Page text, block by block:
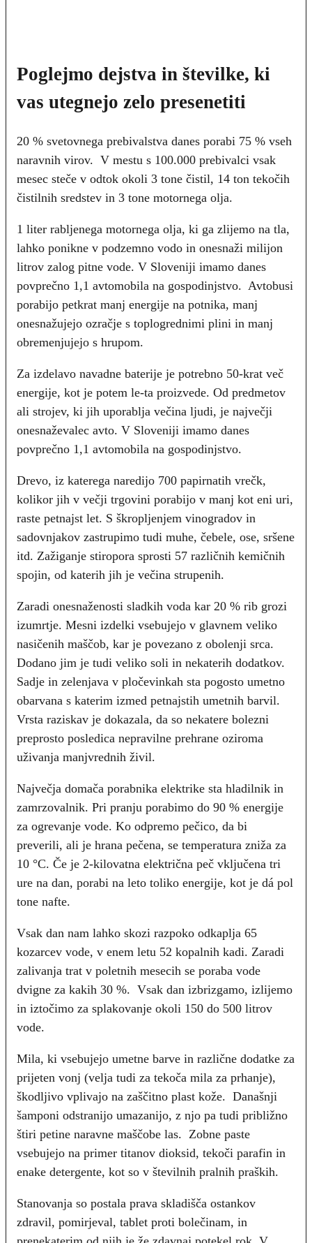
Poglejmo dejstva in številke, ki
vas utegnejo zelo presenetiti
20 % svetovnega prebivalstva danes porabi 75 % vseh
naravnih virov. V mestu s 100.000 prebivalci vsak
mesec steče v odtok okoli 3 tone čistil, 14 ton tekočih
čistilnih sredstev in 3 tone motornega olja.
1 liter rabljenega motornega olja, ki ga zlijemo na tla,
lahko ponikne v podzemno vodo in onesnaži milijon
litrov zalog pitne vode. V Sloveniji imamo danes
povprečno 1,1 avtomobila na gospodinjstvo. Avtobusi
porabijo petkrat manj energije na potnika, manj
onesnažujejo ozračje s toplogrednimi plini in manj
obremenjujejo s hrupom.
Za izdelavo navadne baterije je potrebno 50-krat več
energije, kot je potem le-ta proizvede. Od predmetov
ali strojev, ki jih uporablja večina ljudi, je največji
onesnaževalec avto. V Sloveniji imamo danes
povprečno 1,1 avtomobila na gospodinjstvo.
Drevo, iz katerega naredijo 700 papirnatih vrečk,
kolikor jih v večji trgovini porabijo v manj kot eni uri,
raste petnajst let. S škropljenjem vinogradov in
sadovnjakov zastrupimo tudi muhe, čebele, ose, sršene
itd. Zažiganje stiropora sprosti 57 različnih kemičnih
spojin, od katerih jih je večina strupenih.
Zaradi onesnaženosti sladkih voda kar 20 % rib grozi
izumrtje. Mesni izdelki vsebujejo v glavnem veliko
nasičenih maščob, kar je povezano z obolenji srca.
Dodano jim je tudi veliko soli in nekaterih dodatkov.
Sadje in zelenjava v pločevinkah sta pogosto umetno
obarvana s katerim izmed petnajstih umetnih barvil.
Vrsta raziskav je dokazala, da so nekatere bolezni
preprosto posledica nepravilne prehrane oziroma
uživanja manjvrednih živil.
Največja domača porabnika elektrike sta hladilnik in
zamrzovalnik. Pri pranju porabimo do 90 % energije
za ogrevanje vode. Ko odpremo pečico, da bi
preverili, ali je hrana pečena, se temperatura zniža za
10 °C. Če je 2-kilovatna električna peč vključena tri
ure na dan, porabi na leto toliko energije, kot je dá pol
tone nafte.
Vsak dan nam lahko skozi razpoko odkaplja 65
kozarcev vode, v enem letu 52 kopalnih kadi. Zaradi
zalivanja trat v poletnih mesecih se poraba vode
dvigne za kakih 30 %. Vsak dan izbrizgamo, izlijemo
in iztočimo za splakovanje okoli 150 do 500 litrov
vode.
Mila, ki vsebujejo umetne barve in različne dodatke za
prijeten vonj (velja tudi za tekoča mila za prhanje),
škodljivo vplivajo na zaščitno plast kože. Današnji
šamponi odstranijo umazanijo, z njo pa tudi približno
štiri petine naravne maščobe las. Zobne paste
vsebujejo na primer titanov dioksid, tekoči parafin in
enake detergente, kot so v številnih pralnih praških.
Stanovanja so postala prava skladišča ostankov
zdravil, pomirjeval, tablet proti bolečinam, in